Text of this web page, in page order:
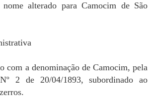
alterado para Camocim de São
com a denominação de Camocim, pela
2 de 20/04/1893, subordinado ao